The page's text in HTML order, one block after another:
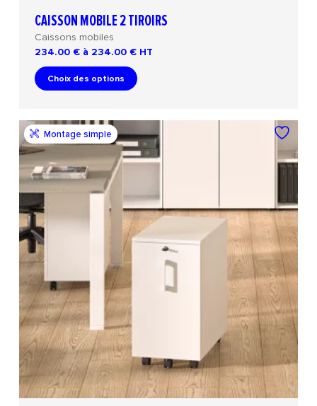
CAISSON MOBILE 2 TIROIRS
Caissons mobiles
234.00 € à 234.00 € HT
Choix des options
Montage simple